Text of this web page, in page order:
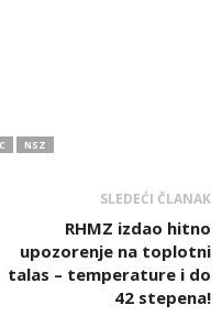
NSZ
SLEDEĆI ČLANAK
RHMZ izdao hitno
upozorenje na toplotni
talas – temperature i do
42 stepena!